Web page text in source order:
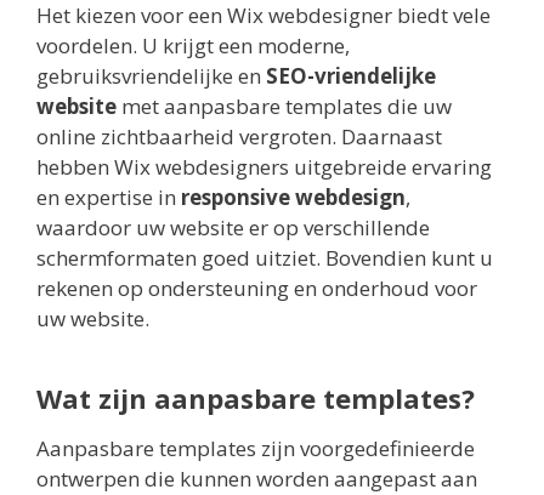
Het kiezen voor een Wix webdesigner biedt vele
voordelen. U krijgt een moderne,
gebruiksvriendelijke en SEO-vriendelijke
website met aanpasbare templates die uw
online zichtbaarheid vergroten. Daarnaast
hebben Wix webdesigners uitgebreide ervaring
en expertise in responsive webdesign,
waardoor uw website er op verschillende
schermformaten goed uitziet. Bovendien kunt u
rekenen op ondersteuning en onderhoud voor
uw website.
Wat zijn aanpasbare templates?
Aanpasbare templates zijn voorgedefinieerde
ontwerpen die kunnen worden aangepast aan